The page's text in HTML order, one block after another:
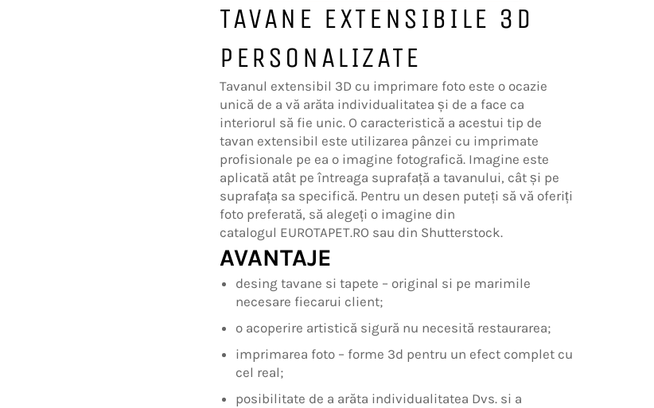
TAVANE EXTENSIBILE 3D
PERSONALIZATE
Tavanul extensibil 3D cu imprimare foto este o ocazie
unică de a vă arăta individualitatea și de a face ca
interiorul să fie unic. O caracteristică a acestui tip de
tavan extensibil este utilizarea pânzei cu imprimate
profisionale pe ea o imagine fotografică. Imagine este
aplicată atât pe întreaga suprafață a tavanului, cât și pe
suprafața sa specifică. Pentru un desen puteți să vă oferiți
foto preferată, să alegeți o imagine din
catalogul EUROTAPET.RO sau din Shutterstock.
AVANTAJE
desing tavane si tapete – original si pe marimile
necesare fiecarui client;
o acoperire artistică sigură nu necesită restaurarea;
imprimarea foto – forme 3d pentru un efect complet cu
cel real;
posibilitate de a arăta individualitatea Dvs. si a